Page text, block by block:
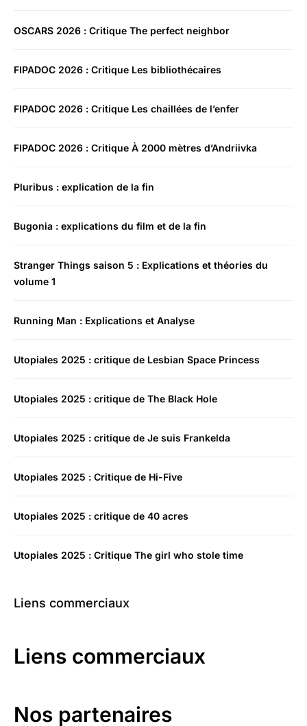
OSCARS 2026 : Critique The perfect neighbor
FIPADOC 2026 : Critique Les bibliothécaires
FIPADOC 2026 : Critique Les chaillées de l’enfer
FIPADOC 2026 : Critique À 2000 mètres d’Andriivka
Pluribus : explication de la fin
Bugonia : explications du film et de la fin
Stranger Things saison 5 : Explications et théories du
volume 1
Running Man : Explications et Analyse
Utopiales 2025 : critique de Lesbian Space Princess
Utopiales 2025 : critique de The Black Hole
Utopiales 2025 : critique de Je suis Frankelda
Utopiales 2025 : Critique de Hi-Five
Utopiales 2025 : critique de 40 acres
Utopiales 2025 : Critique The girl who stole time
Liens commerciaux
Liens commerciaux
Nos partenaires